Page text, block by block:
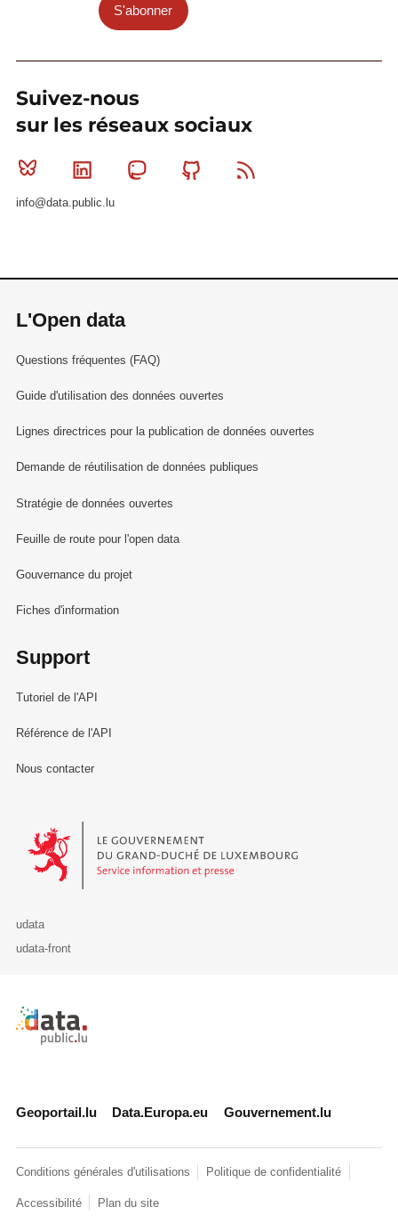
S'abonner
Suivez-nous
sur les réseaux sociaux
Bluesky Linkedin MastodonGithub
info@data.public.lu
L'Open data
Questions fréquentes (FAQ)
Guide d'utilisation des données ouvertes
Lignes directrices pour la publication de données ouvertes
Demande de réutilisation de données publiques
Stratégie de données ouvertes
Feuille de route pour l'open data
Gouvernance du projet
Fiches d'information
Support
Tutoriel de l'API
Référence de l'API
Nous contacter
Le Gouvernement du Grand-Duché de Luxembourg - Service
udata
udata-front
Retour à l'accueil de data.public.lu
Geoportail.lu Data.Europa.eu Gouvernement.lu
Conditions générales d'utilisations Politique de confidentialité
Accessibilité Plan du site